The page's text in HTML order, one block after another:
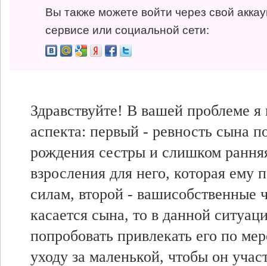
Вы также можете войти через свой
сервисе или социальной сети:
Здравствуйте! В вашей проблеме
аспекта: первый - ревность сына
рождения сестры и слишком
взросления для него, которая ему
силам, второй - вашисобственные
касается сына, то в данной
попробовать привлекать его по
уходу за маленькой, чтобы он